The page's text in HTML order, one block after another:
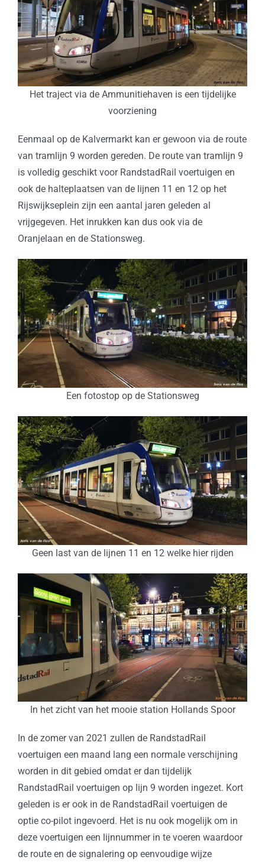
Het traject via de Ammunitiehaven is een tijdelijke
voorziening
Eenmaal op de Kalvermarkt kan er gewoon via de route
van tramlijn 9 worden gereden. De route van tramlijn 9
is volledig geschikt voor RandstadRail voertuigen en
ook de halteplaatsen van de lijnen 11 en 12 op het
Rijswijkseplein zijn een aantal jaren geleden al
vrijgegeven. Het inrukken kan dus ook via de
Oranjelaan en de Stationsweg.
Een fotostop op de Stationsweg
Geen last van de lijnen 11 en 12 welke hier rijden
In het zicht van het mooie station Hollands Spoor
In de zomer van 2021 zullen de RandstadRail
voertuigen een maand lang een normale verschijning
worden in dit gebied omdat er dan tijdelijk
RandstadRail voertuigen op lijn 9 worden ingezet. Kort
geleden is er ook in de RandstadRail voertuigen de
optie co-pilot ingevoerd. Het is nu ook mogelijk om in
deze voertuigen een lijnnummer in te voeren waardoor
de route en de signalering op eenvoudige wijze